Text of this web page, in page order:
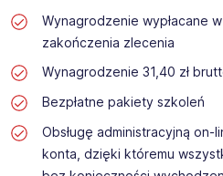
Wynagrodzenie wypłacane
zakończenia zlecenia
Wynagrodzenie 31,40 zł
Bezpłatne pakiety szkoleń
Obsługę administracyjną
konta, dzięki któremu